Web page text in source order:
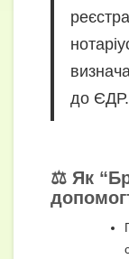
до ЄДР.
⚖️ Як